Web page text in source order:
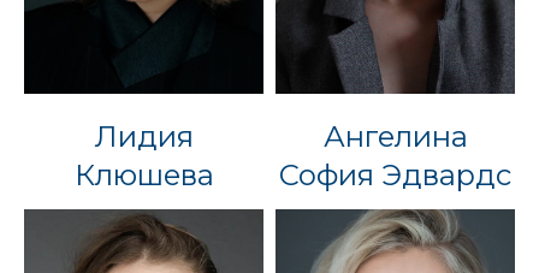
Лидия
Клюшева
Ангелина
София Эдвардс